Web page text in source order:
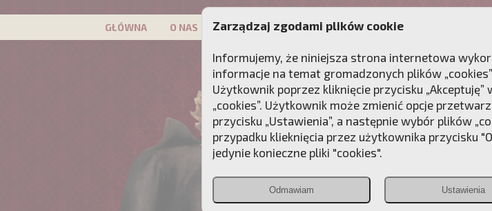
GŁÓWNA O NAS PATRON KAMPANIE DLA DUSZY
Zarządzaj zgodami plików cookie
Informujemy, że niniejsza strona internetowa
informacje na temat gromadzonych plików
Użytkownik poprzez kliknięcie przycisku
„cookies”. Użytkownik może zmienić opcje
przycisku „Ustawienia”, a następnie wybór plików
przypadku klieknięcia przez użytkownika przycisku
jedynie konieczne pliki "cookies".
Odmawiam Ustawienia